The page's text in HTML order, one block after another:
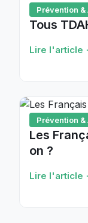
Prévention
Tous
Lire l'article
Prévention
Les
on ?
Lire l'article